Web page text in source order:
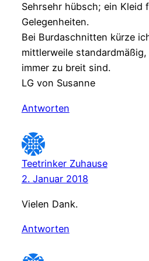
Sehrsehr hübsch; ein Kleid
Gelegenheiten.
Bei Burdaschnitten kürze
mittlerweile
immer zu breit sind.
LG von Susanne
Antworten
Teetrinker Zuhause
2. Januar 2018
Vielen Dank.
Antworten